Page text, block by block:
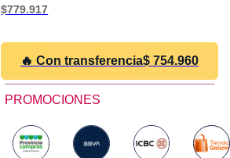
$779.917
🔥 Con transferencia$ 754.960
PROMOCIONES